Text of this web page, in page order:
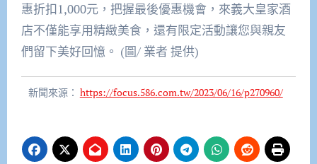
惠折扣1,000元，把握最後優惠機會，來義大皇家酒
店不僅能享用精緻美食，還有限定活動讓您與親友
們留下美好回憶。 (圖/ 業者 提供)
新聞來源： https://focus.586.com.tw/2023/06/16/p270960/